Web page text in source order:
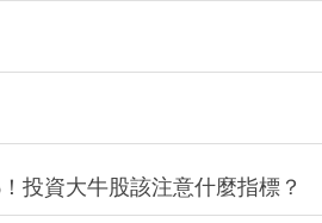
投資大牛股該注意什麼指標？